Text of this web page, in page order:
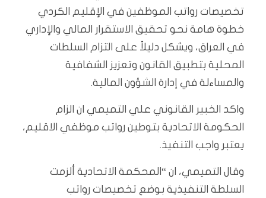
تخصيصات رواتب الموظفين في الإقليم الكردي
خطوة هامة نحو تحقيق الاستقرار المالي والإداري
في العراق، ويشكل دليلاً على التزام السلطات
المحلية بتطبيق القانون وتعزيز الشفافية
والمساءلة في إدارة الشؤون المالية.
واكد الخبير القانوني علي التميمي ان الزام
الحكومة الاتحادية بتوطين رواتب موظفي الاقليم،
يعتبر واجب التنفيذ.
وقال التميمي، ان “المحكمة الاتحادية ألزمت
السلطة التنفيذية بوضع تخصيصات رواتب